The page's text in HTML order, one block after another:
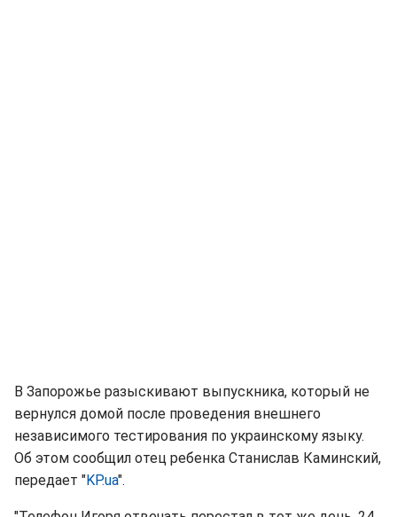
В Запорожье разыскивают выпускника, который не
вернулся домой после проведения внешнего
независимого тестирования по украинскому языку.
Об этом сообщил отец ребенка Станислав Каминский,
передает "KP.ua".